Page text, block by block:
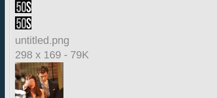
untitled.png
298 x 169 - 79K